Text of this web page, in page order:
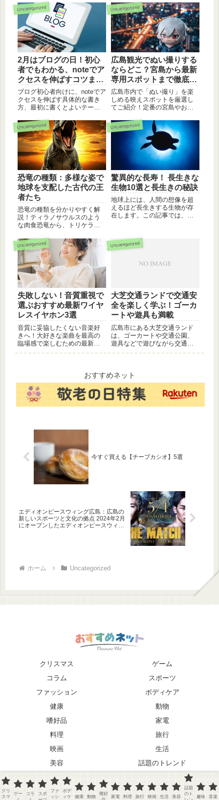
Uncategorized
2月はブログの日！初心
者でもわかる、noteでア
クセスを伸ばすコツまと
め
ブログ初心者向けに、noteでア
クセスを伸ばす具体的な書き
方、最初に書くとよいテーマ
違いをわかりやすく解説。2月
はブログの日のまとめ記事で
す。
Uncategorized
広島観光でぬい撮りする
ならどこ？宮島から最新
専用スポットまで徹底解
説
広島市内で「ぬい撮り」を楽
しめる映えスポットを厳選し
てご紹介！定番の宮島やおり
ョップにある専用撮影コーナ
ー、幻想的なカフェまで。ぬ
い主さん必見の撮影のコツや
マナー、推し活にぴったりの
コースをブログで詳しく解説
します。
Uncategorized
恐竜の種類：多様な姿で
地球を支配した古代の王
者たち
恐竜の種類を分かりやすく解
説！ティラノサウルスのよう
な肉食恐竜から、トリケラト
様々な恐竜の特徴や生態につ
いて詳しく解説します。恐竜
好き必見です。
Uncategorized
驚異的な長寿！ 長生きな
生物10選と長生きの秘訣
地球上には、人間の想像を超
えるほど長生きする生物が存
在します。この記事では、長
唆などを詳しく解説します。
Uncategorized
失敗しない！音質重視で
選ぶおすすめ最新ワイヤ
レスイヤホン3選
音質に妥協したくない音楽好
きへ！大好きな楽曲を最高の
臨場感で楽しむための最新ワ
ない定番モデルの魅力と、毎
日の音楽ライフが劇的に変わ
る体験をお届けします。
Uncategorized
大芝交通ランドで交通安
全を楽しく学ぶ！ゴーカ
ートや遊具も満載
広島市にある大芝交通ランド
は、ゴーカートや交通公園、
遊具などで遊びながら交通ル
おすすめネット
今すぐ買える【チープカシオ】5選
エディオンピースウィング広島：広島の
新しいスポーツと文化の拠点 2024年2月
にオープンしたエディオンピースウィン
ます。 なぜ「ピースウィング」なのか？
スタジアムの名称には、「恒久平和と、
島という地にふさわしい、平和の象徴と
られています。 新しいウィンドウで開く
dive-hiroshima.com エディオンピースウ
ィング広島 外観 抜群のアクセス: 広島市
のアクセスが便利です。また、周辺には
商業施設や公園もあり、試合前後も楽し
めます。 新しいウィンドウで開く
hiroshima-stadiumpark.jp エディオンピ
ースウィング広島 周辺 多様なイベント:
サッカーの試合だけでなく、コンサート
やイベントも開催されます。 サステナビ
リティ: 環境に配慮した設計がされてお
り、太陽光発電や雨水の利用など、持続
可能なスタジアムを目指しています。 ス
タジアムの魅力を最大限に楽しむには？
試合観戦: サンフレッチェ広島の試合を観
戦し、選手たちの熱いプレーを間近で感
じてみましょう。 イベント参加: コンサ
ートやイベントに参加し、スタジアムの
雰囲気を満喫しましょう。 スタジアムツ
アー: スタジアムの裏側を見学できるツア
ーに参加し、普段は見られない場所を見
てみましょう。 周辺散策: スタジアム周
辺の商業施設や公園を散策し、広島市の
ホーム Uncategorized
クリスマス
ゲーム
コラム
スポーツ
ファッション
ボディケア
健康
動物
嗜好品
家電
料理
旅行
映画
生活
美容
話題のトレンド
趣味
Copyright © 2026 おすすめネット
クリ
スマ
ゲー
コラ
スポ
ファ
ッシ
ボデ
ィケ
健康 動物
嗜好
家電 料理 旅行 映画 生活 美容
話題
のト
趣味 音楽